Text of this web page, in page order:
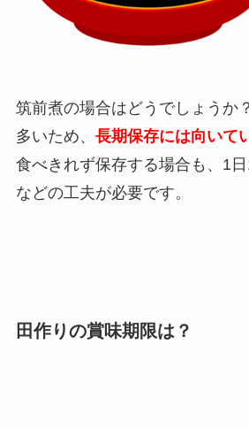
筑前煮の場合はどうでしょうか
多いため、 長期保存には向いて
食べきれず保存する場合も、1
などの工夫が必要です。
田作りの賞味期限は？